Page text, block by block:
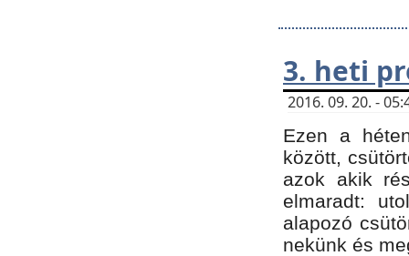
3. heti
2016. 09. 20. -
Ezen a
között,
azok akik
elmaradt:
alapozó
nekünk és